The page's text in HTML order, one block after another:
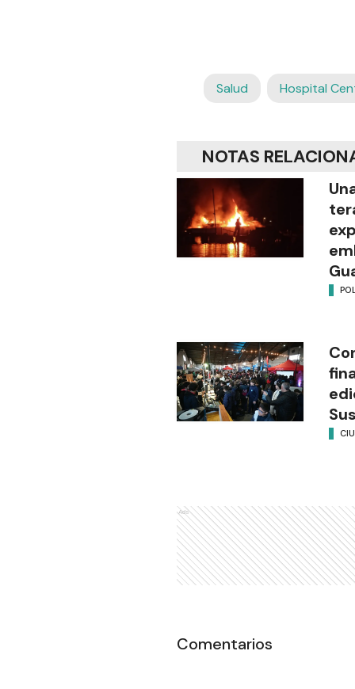
Salud Hospital
NOTAS
Ads
Comentarios